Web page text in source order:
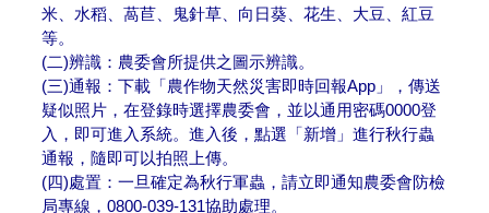
米、水稻、萵苣、鬼針草、向日葵、花生、大豆、紅豆
等。
(二)辨識：農委會所提供之圖示辨識。
(三)通報：下載「農作物天然災害即時回報App」，傳送
疑似照片，在登錄時選擇農委會，並以通用密碼0000登
入，即可進入系統。進入後，點選「新增」進行秋行蟲
通報，隨即可以拍照上傳。
(四)處置：一旦確定為秋行軍蟲，請立即通知農委會防檢
局專線，0800-039-131協助處理。